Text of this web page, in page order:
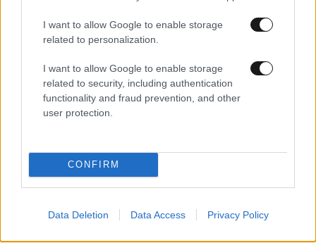
I want to allow Google to enable storage
related to personalization.
I want to allow Google to enable storage
related to security, including authentication
functionality and fraud prevention, and other
user protection.
CONFIRM
Data Deletion Data Access Privacy Policy
Διαβάστε και ακολουθήστε τους κανόνες σχολιασμού
The spartan 27·03·2020 18:02
Αντε τώρα εσεις εκει πάνω να πατε ξανα στην